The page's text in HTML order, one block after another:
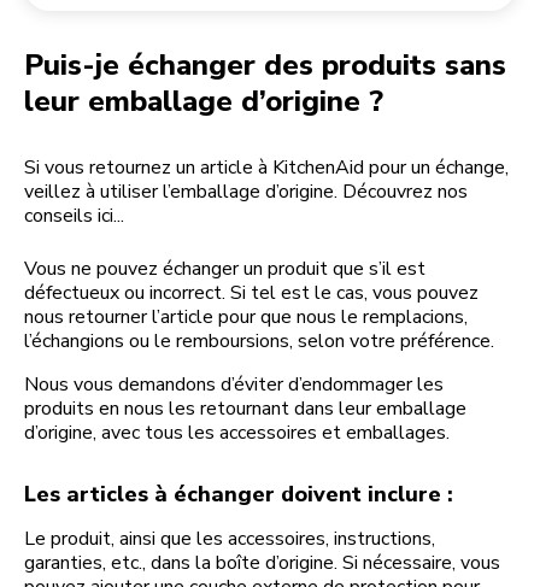
Puis-je échanger des produits sans
leur emballage d’origine ?
Si vous retournez un article à KitchenAid pour un échange,
veillez à utiliser l’emballage d’origine. Découvrez nos
conseils ici...
Vous ne pouvez échanger un produit que s’il est
défectueux ou incorrect. Si tel est le cas, vous pouvez
nous retourner l’article pour que nous le remplacions,
l’échangions ou le remboursions, selon votre préférence.
Nous vous demandons d’éviter d’endommager les
produits en nous les retournant dans leur emballage
d’origine, avec tous les accessoires et emballages.
Les articles à échanger doivent inclure :
Le produit, ainsi que les accessoires, instructions,
garanties, etc., dans la boîte d’origine. Si nécessaire, vous